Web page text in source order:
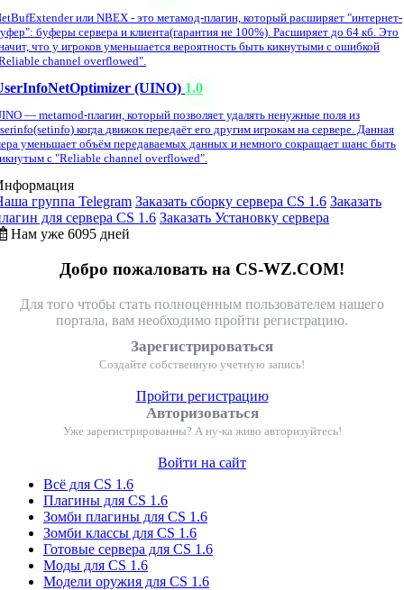
или NBEX - это метамод-плагин, который расширяет "интернет-
буферы сервера и клиента(гарантия не 100%). Расширяет до 64 кб. Это
что у игроков уменьшается вероятность быть кикнутыми с ошибкой
channel overflowed".
(UINO) 1.0
— metamod-плагин, который позволяет удалять ненужные поля из
когда движок передаёт его другим игрокам на сервере. Данная
уменьшает объём передаваемых данных и немного сокращает шанс быть
с "Reliable channel overflowed".
группа Telegram Заказать сборку сервера CS 1.6 Заказать
для сервера CS 1.6 Заказать Установку сервера
Нам уже 6095 дней
Добро пожаловать на CS-WZ.COM!
Для того чтобы стать полноценным пользователем нашего
портала, вам необходимо пройти регистрацию.
Зарегистрироваться
Создайте собственную учетную запись!
Пройти регистрацию
Авторизоваться
Уже зарегистрированны? А ну-ка живо авторизуйтесь!
Войти на сайт
Всё для CS 1.6
Плагины для CS 1.6
Зомби плагины для CS 1.6
Зомби классы для CS 1.6
Готовые сервера для CS 1.6
Моды для CS 1.6
Модели оружия для CS 1.6